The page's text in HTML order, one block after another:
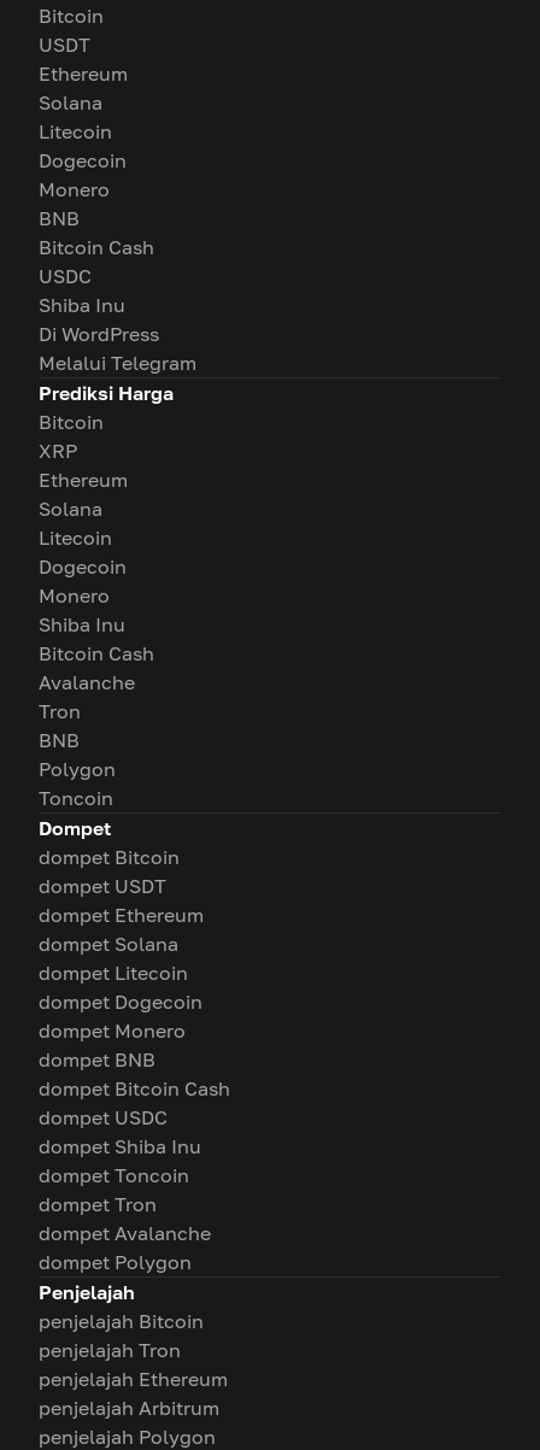
Bitcoin
USDT
Ethereum
Solana
Litecoin
Dogecoin
Monero
BNB
Bitcoin Cash
USDC
Shiba Inu
Di WordPress
Melalui Telegram
Prediksi Harga
Bitcoin
XRP
Ethereum
Solana
Litecoin
Dogecoin
Monero
Shiba Inu
Bitcoin Cash
Avalanche
Tron
BNB
Polygon
Toncoin
Dompet
dompet Bitcoin
dompet USDT
dompet Ethereum
dompet Solana
dompet Litecoin
dompet Dogecoin
dompet Monero
dompet BNB
dompet Bitcoin Cash
dompet USDC
dompet Shiba Inu
dompet Toncoin
dompet Tron
dompet Avalanche
dompet Polygon
Penjelajah
penjelajah Bitcoin
penjelajah Tron
penjelajah Ethereum
penjelajah Arbitrum
penjelajah Polygon